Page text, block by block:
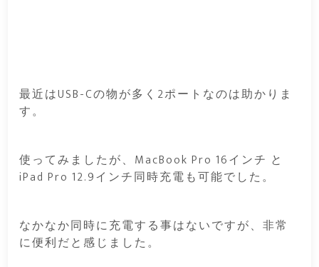
最近はUSB-Cの物が多く2ポートなのは助かりま
す。
使ってみましたが、MacBook Pro 16インチ と
iPad Pro 12.9インチ同時充電も可能でした。
なかなか同時に充電する事はないですが、非常
に便利だと感じました。